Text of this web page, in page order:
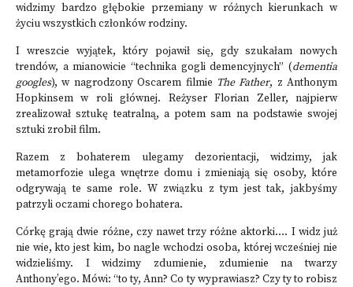
widzimy bardzo głębokie przemiany w różnych kierunkach w
życiu wszystkich członków rodziny.
I wreszcie wyjątek, który pojawił się, gdy szukałam nowych
trendów, a mianowicie “technika gogli demencyjnych” (dementia
googles), w nagrodzony Oscarem filmie The Father, z Anthonym
Hopkinsem w roli głównej. Reżyser Florian Zeller, najpierw
zrealizował sztukę teatralną, a potem sam na podstawie swojej
sztuki zrobił film.
Razem z bohaterem ulegamy dezorientacji, widzimy, jak
metamorfozie ulega wnętrze domu i zmieniają się osoby, które
odgrywają te same role. W związku z tym jest tak, jakbyśmy
patrzyli oczami chorego bohatera.
Córkę grają dwie różne, czy nawet trzy różne aktorki…. I widz już
nie wie, kto jest kim, bo nagle wchodzi osoba, której wcześniej nie
widzieliśmy. I widzimy zdumienie, zdumienie na twarzy
Anthony’ego. Mówi: “to ty, Ann? Co ty wyprawiasz? Czy ty to robisz